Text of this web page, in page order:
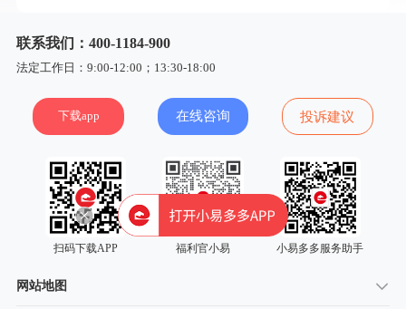
联系我们：400-1184-900
法定工作日：9:00-12:00；13:30-18:00
下载app 在线咨询 投诉建议
扫码下载APP 福利官小易 小易多多服务助手
网站地图